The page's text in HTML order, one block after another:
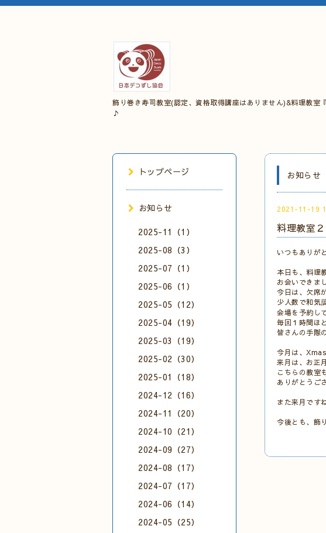
飾り巻き寿司教室(認定、資格取得講座はありません)&料理教
♪
お知らせ
2021-11-19
料理教室２
いつもありが
本日も、料理
お会いできま
今日は、欠席
少人数で和気
会場を予約し
毎回１時間
皆さんの手際
今月は、
来月は、お正
こちらの教室
ありがとうご
また来月です
今後とも、飾
トップページ
お知らせ
2025-11（1）
2025-08（3）
2025-07（1）
2025-06（1）
2025-05（12）
2025-04（19）
2025-03（19）
2025-02（30）
2025-01（18）
2024-12（16）
2024-11（20）
2024-10（21）
2024-09（27）
2024-08（17）
2024-07（17）
2024-06（14）
2024-05（25）